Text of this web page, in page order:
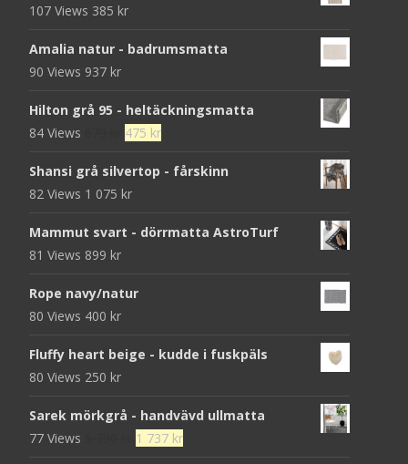
107 Views 385 kr
Amalia natur - badrumsmatta
90 Views 937 kr
Hilton grå 95 - heltäckningsmatta
84 Views
Det
priset
var:
475 krDet
priset
Shansi grå silvertop - fårskinn
82 Views 1 075 kr
Mammut svart - dörrmatta AstroTurf
81 Views 899 kr
Rope navy/natur
80 Views 400 kr
Fluffy heart beige - kudde i fuskpäls
80 Views 250 kr
Sarek mörkgrå - handvävd ullmatta
77 Views
Det
1 737 krDet